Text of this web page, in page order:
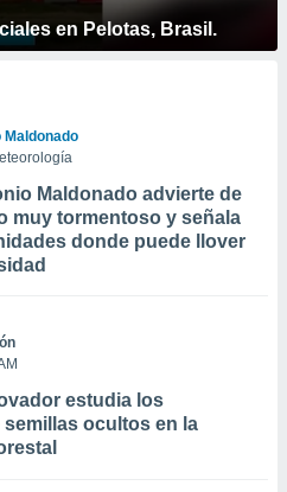
en Pelotas, Brasil.
Maldonado advierte de
muy tormentoso y señala
donde puede llover
estudia los
ocultos en la